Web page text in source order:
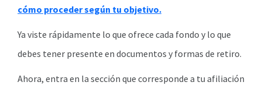
cómo proceder según tu objetivo.
Ya viste rápidamente lo que ofrece cada fondo y lo que
debes tener presente en documentos y formas de retiro.
Ahora, entra en la sección que corresponde a tu afiliación